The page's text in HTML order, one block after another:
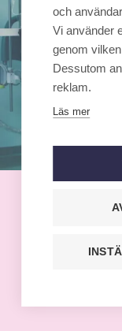
och
Vi använder
genom
Dessutom
reklam.
Läs mer